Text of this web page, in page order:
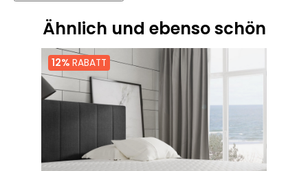
Ähnlich und ebenso schön
12% RABATT